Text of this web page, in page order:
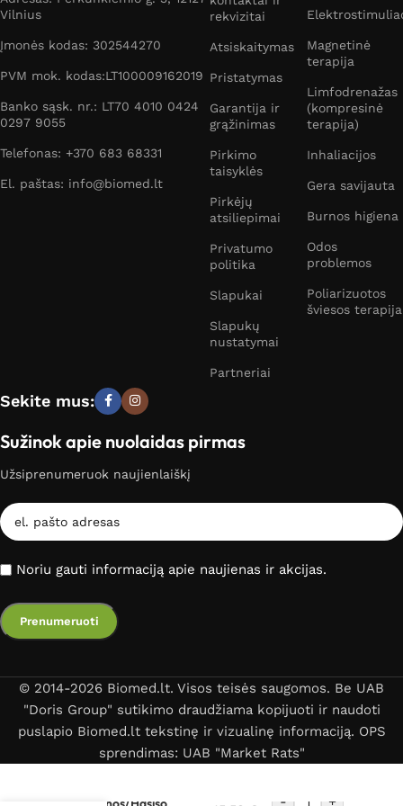
Vilnius
Įmonės kodas: 302544270
PVM mok. kodas:LT100009162019
Banko sąsk. nr.: LT70 4010 0424
0297 9055
Telefonas: +370 683 68331
El. paštas: info@biomed.lt
rekvizitai
Atsiskaitymas
Pristatymas
Garantija ir
grąžinimas
Pirkimo
taisyklės
Pirkėjų
atsiliepimai
Privatumo
politika
Slapukai
Slapukų
nustatymai
Partneriai
Magnetinė
terapija
Limfodrenažas
(kompresinė
terapija)
Inhaliacijos
Gera savijauta
Burnos higiena
Odos
problemos
Poliarizuotos
šviesos terapija
Sekite mus:
Sužinok apie nuolaidas pirmas
Užsiprenumeruok naujienlaiškį
Noriu gauti informaciją apie naujienas ir akcijas.
© 2014-2026 Biomed.lt. Visos teisės saugomos. Be UAB
"Doris Group" sutikimo draudžiama kopijuoti ir naudoti
puslapio Biomed.lt tekstinę ir vizualinę informaciją. OPS
sprendimas: UAB "Market Rats"
- +